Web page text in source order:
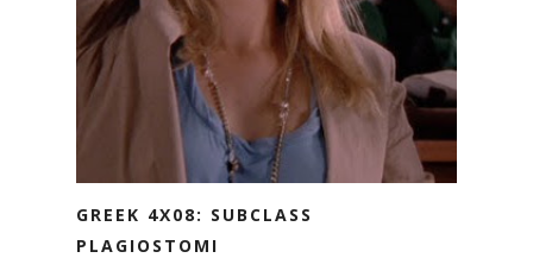
GREEK 4X08: SUBCLASS
PLAGIOSTOMI